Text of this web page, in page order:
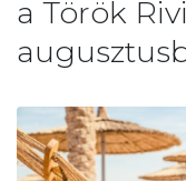
a Török